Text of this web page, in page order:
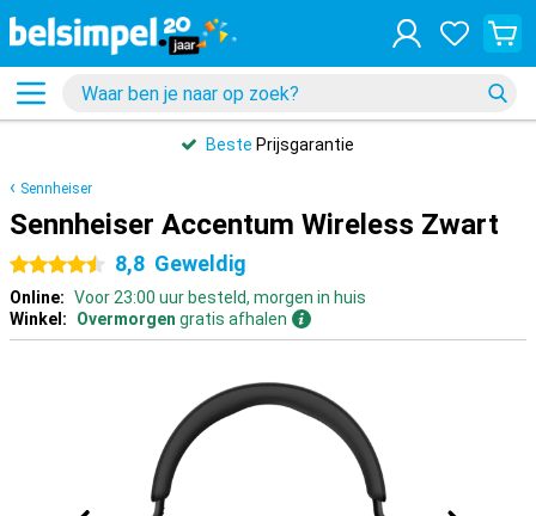
Beste Prijsgarantie
Sennheiser
Sennheiser Accentum Wireless Zwart
4.5 sterren
8,8 Geweldig
Online: Voor 23:00 uur besteld, morgen in huis
Winkel:
Overmorgen gratis afhalen